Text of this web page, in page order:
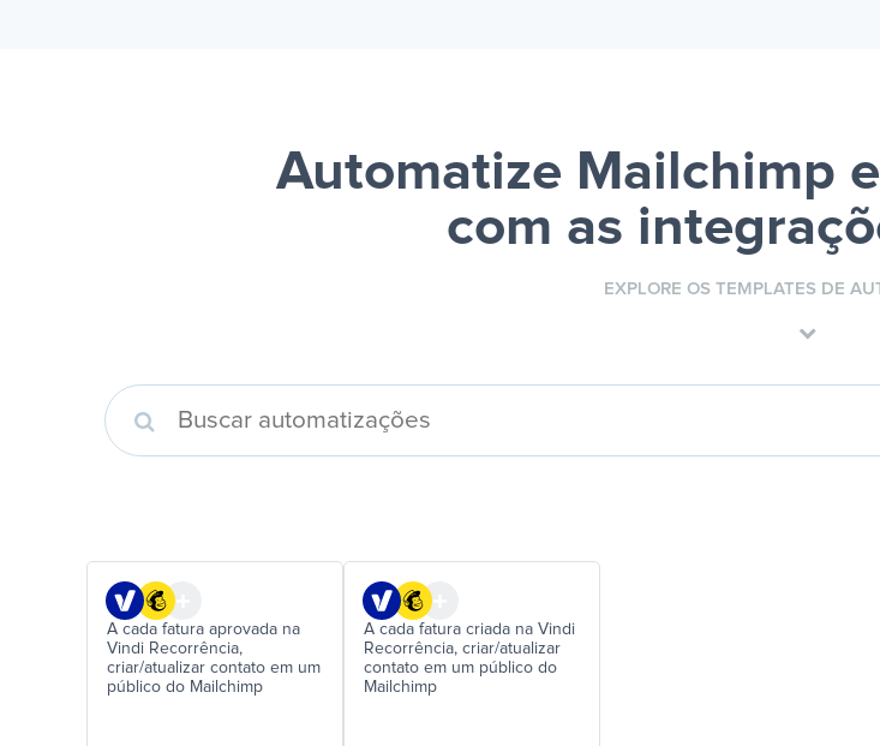
Automatize Mailchimp
com as
EXPLORE OS TEMPLATES DE
A cada fatura aprovada na
Vindi Recorrência,
criar/atualizar contato em um
público do Mailchimp
A cada fatura criada na Vindi
Recorrência, criar/atualizar
contato em um público do
Mailchimp